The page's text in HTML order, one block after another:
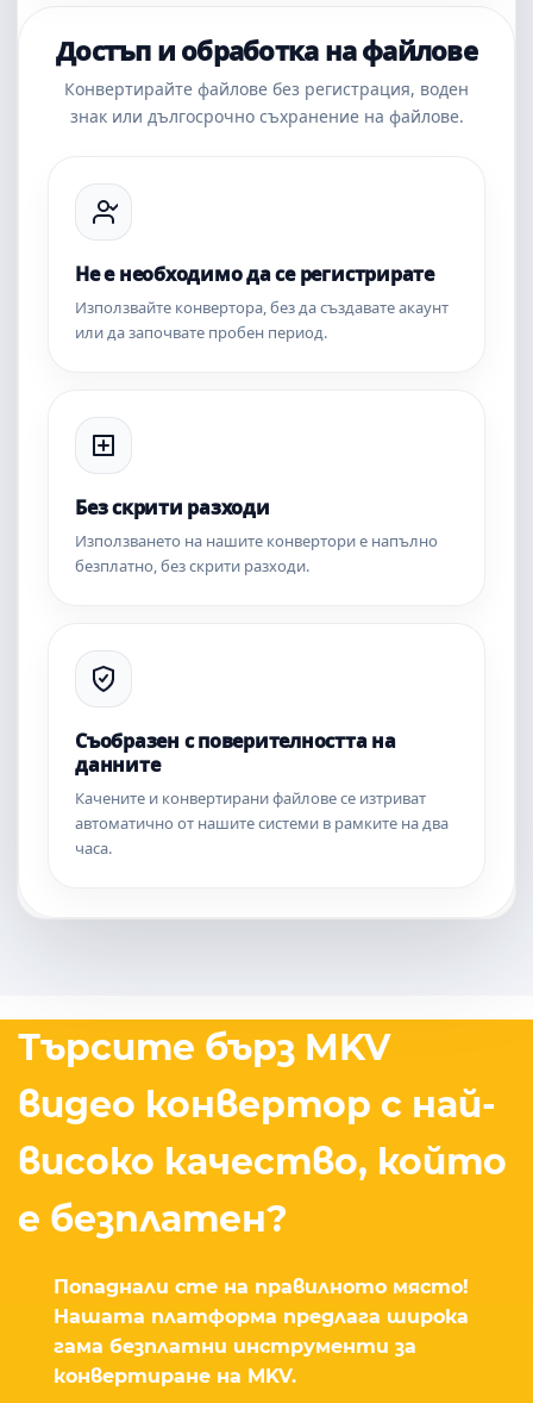
Достъп и обработка на файлове
Конвертирайте файлове без регистрация, воден
знак или дългосрочно съхранение на файлове.
Не е необходимо да се регистрирате
Използвайте конвертора, без да създавате акаунт
или да започвате пробен период.
Без скрити разходи
Използването на нашите конвертори е напълно
безплатно, без скрити разходи.
Съобразен с поверителността на
данните
Качените и конвертирани файлове се изтриват
автоматично от нашите системи в рамките на два
часа.
Търсите бърз MKV
видео конвертор с най-
високо качество, който
е безплатен?
Попаднали сте на правилното място!
Нашата платформа предлага широка
гама безплатни инструменти за
конвертиране на MKV.